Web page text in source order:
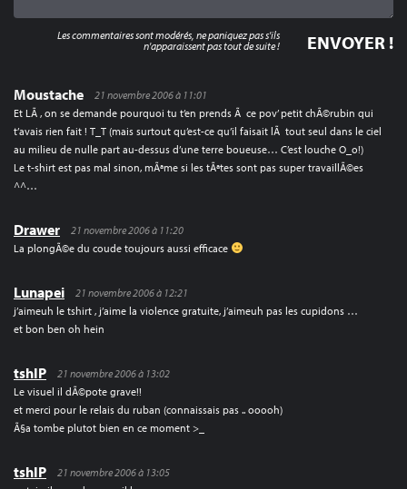
Moustache
21 novembre 2006 à 11:01
Et LÃ , on se demande pourquoi tu t’en prends Ã ce pov’ petit chÃ©rubin qui
t’avais rien fait ! T_T (mais surtout qu’est-ce qu’il faisait lÃ tout seul dans le ciel
au milieu de nulle part au-dessus d’une terre boueuse… C’est louche O_o!)
Le t-shirt est pas mal sinon, mÃªme si les tÃªtes sont pas super travaillÃ©es
^^…
Drawer
21 novembre 2006 à 11:20
La plongÃ©e du coude toujours aussi efficace
Lunapei
21 novembre 2006 à 12:21
j’aimeuh le tshirt , j’aime la violence gratuite, j’aimeuh pas les cupidons …
et bon ben oh hein
tshIP
21 novembre 2006 à 13:02
Le visuel il dÃ©pote grave!!
et merci pour le relais du ruban (connaissais pas .. ooooh)
Ã§a tombe plutot bien en ce moment >_
tshIP
21 novembre 2006 à 13:05
Les commentaires sont modérés, ne paniquez pas s'ils
n'apparaissent pas tout de suite !